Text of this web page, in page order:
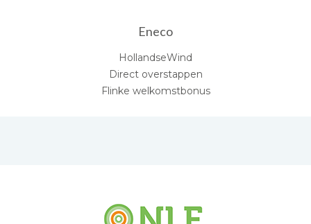
Eneco
HollandseWind
Direct overstappen
Flinke welkomstbonus